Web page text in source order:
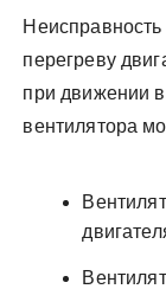
перегреву
при движении
вентилятора